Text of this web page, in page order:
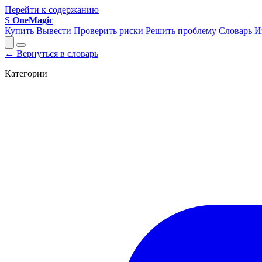
Перейти к содержанию
S OneMagic
Купить Вывести Проверить риски Решить проблему Словарь
← Вернуться в словарь
Категории